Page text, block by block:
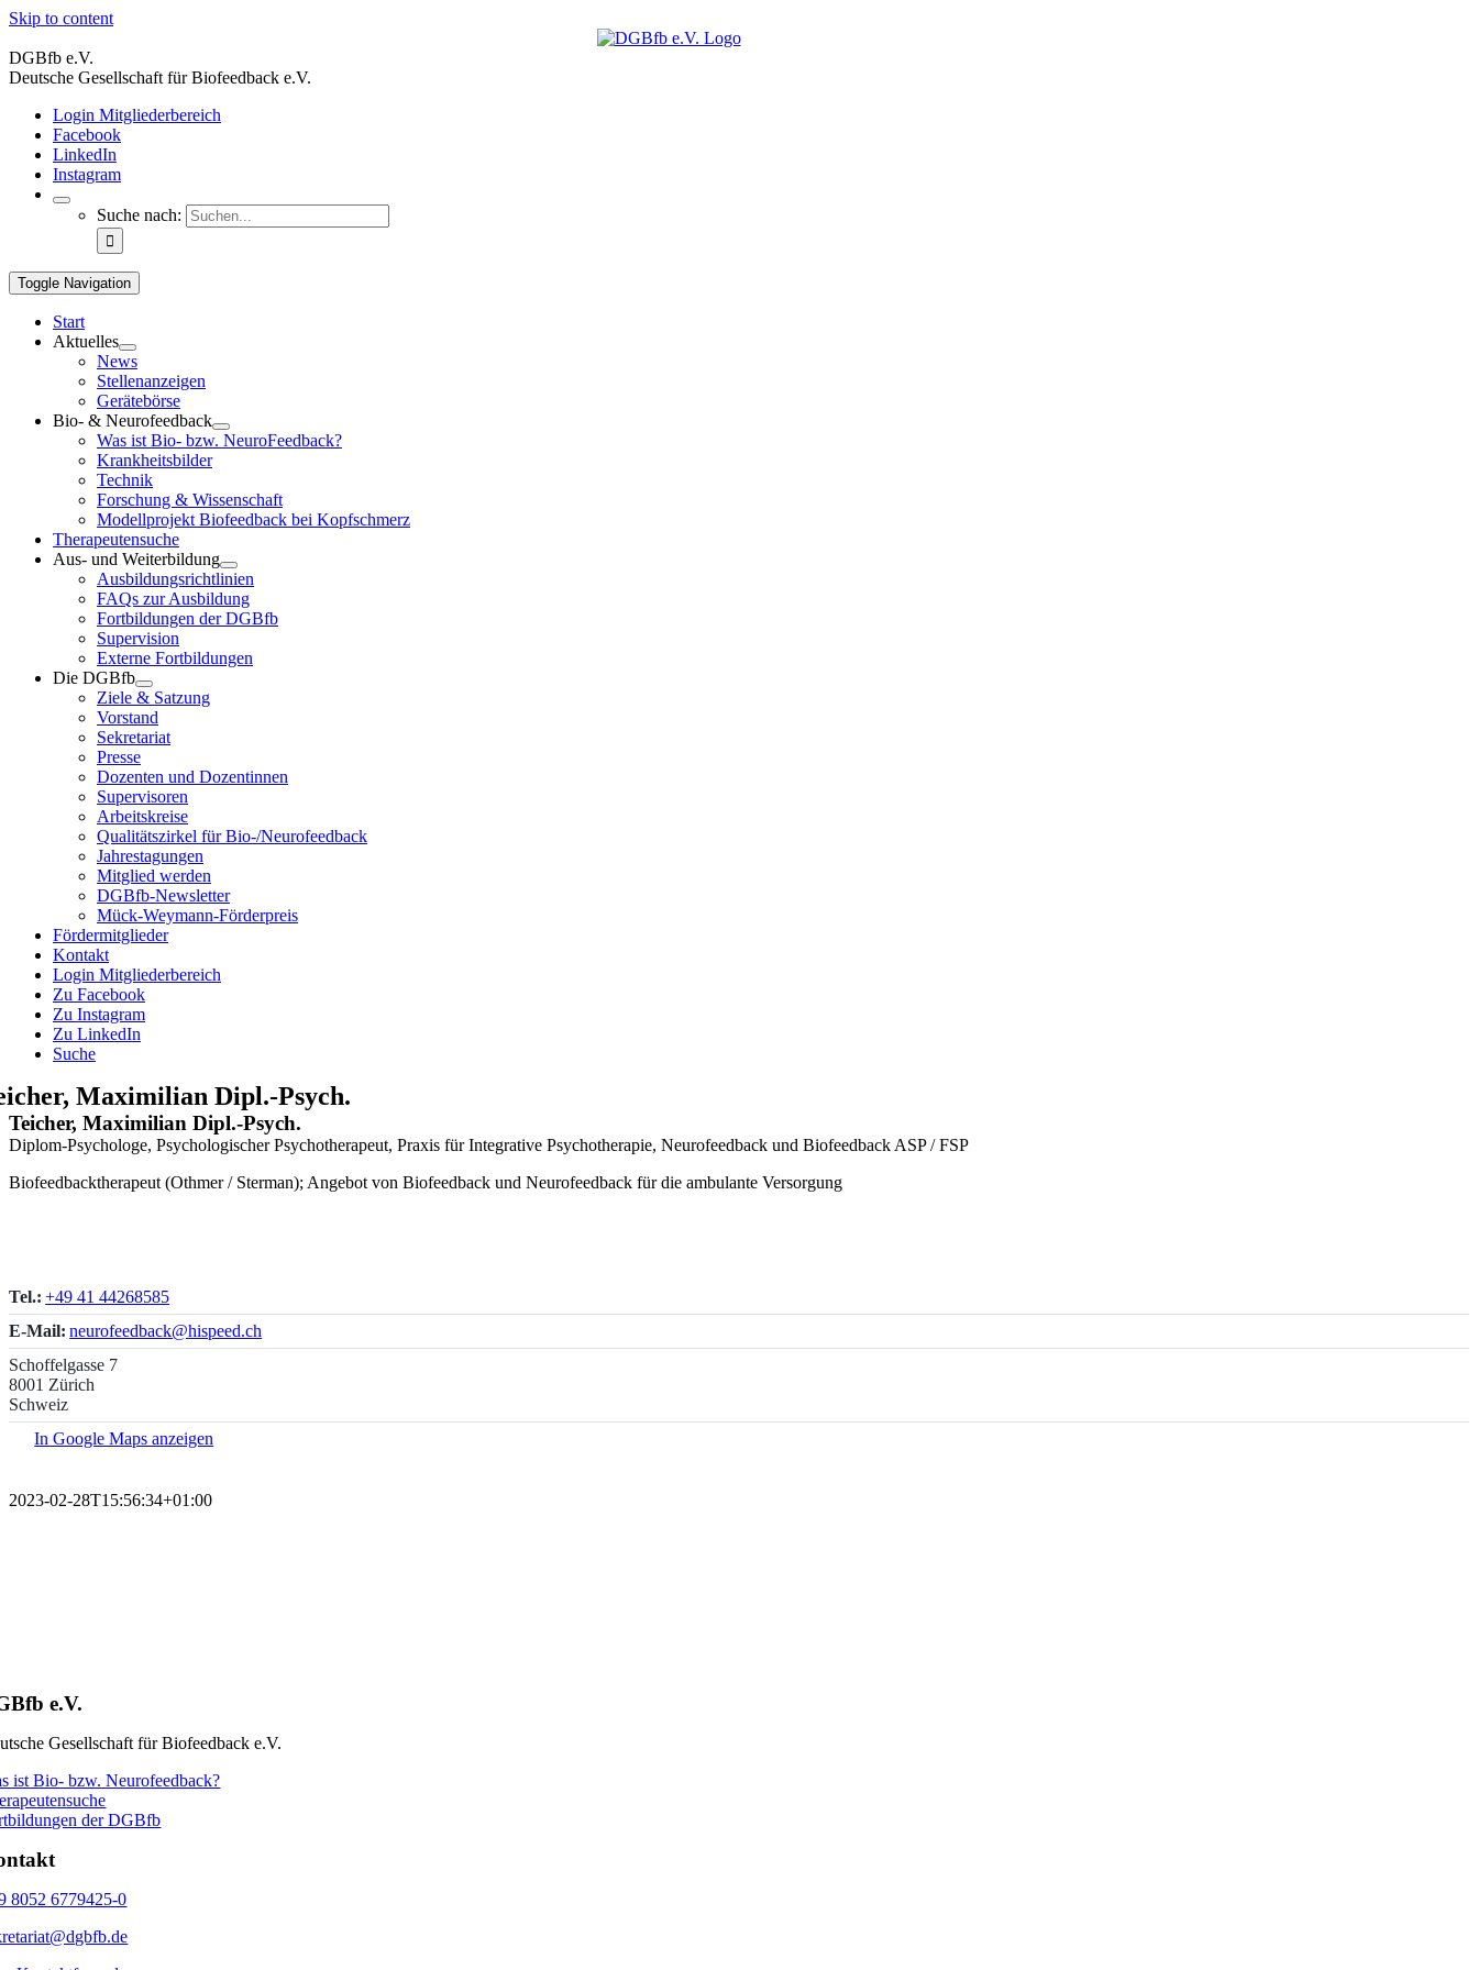
Skip to content
DGBfb e.V.
Deutsche Gesellschaft für Biofeedback e.V.
Login Mitgliederbereich
Facebook
LinkedIn
Instagram
Suche nach:
Toggle Navigation
Start
Aktuelles
News
Stellenanzeigen
Gerätebörse
Bio- & Neurofeedback
Was ist Bio- bzw. NeuroFeedback?
Krankheitsbilder
Technik
Forschung & Wissenschaft
Modellprojekt Biofeedback bei Kopfschmerz
Therapeutensuche
Aus- und Weiterbildung
Ausbildungsrichtlinien
FAQs zur Ausbildung
Fortbildungen der DGBfb
Supervision
Externe Fortbildungen
Die DGBfb
Ziele & Satzung
Vorstand
Sekretariat
Presse
Dozenten und Dozentinnen
Supervisoren
Arbeitskreise
Qualitätszirkel für Bio-/Neurofeedback
Jahrestagungen
Mitglied werden
DGBfb-Newsletter
Mück-Weymann-Förderpreis
Fördermitglieder
Kontakt
Login Mitgliederbereich
Zu Facebook
Zu Instagram
Zu LinkedIn
Suche
Maximilian Dipl.-Psych.
Teicher, Maximilian Dipl.-Psych.
Diplom-Psychologe, Psychologischer Psychotherapeut, Praxis für Integrative Psychotherapie, Neurofeedback und Biofeedback ASP / FSP
Biofeedbacktherapeut (Othmer / Sterman); Angebot von Biofeedback und Neurofeedback für die ambulante Versorgung
Tel.: +49 41 44268585
E-Mail: neurofeedback@hispeed.ch
Schoffelgasse 7
8001 Zürich
Schweiz
In Google Maps anzeigen
2023-02-28T15:56:34+01:00
e.V.
Gesellschaft für Biofeedback e.V.
ist Bio- bzw. Neurofeedback?
der DGBfb
8052 6779425-0